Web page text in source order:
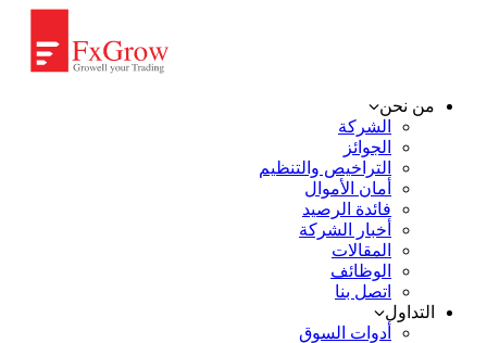
من نحن
الشركة
الجوائز
التراخيص والتنظيم
أمان الأموال
فائدة الرصيد
أخبار الشركة
المقالات
الوظائف
اتصل بنا
التداول
أدوات السوق